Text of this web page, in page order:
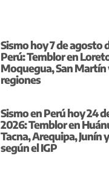
Sismo hoy 7 de agosto
Perú: Temblor en
Moquegua, San Martín
regiones
Sismo en Perú hoy 24
2026: Temblor en
Tacna, Arequipa, Junín
según el IGP